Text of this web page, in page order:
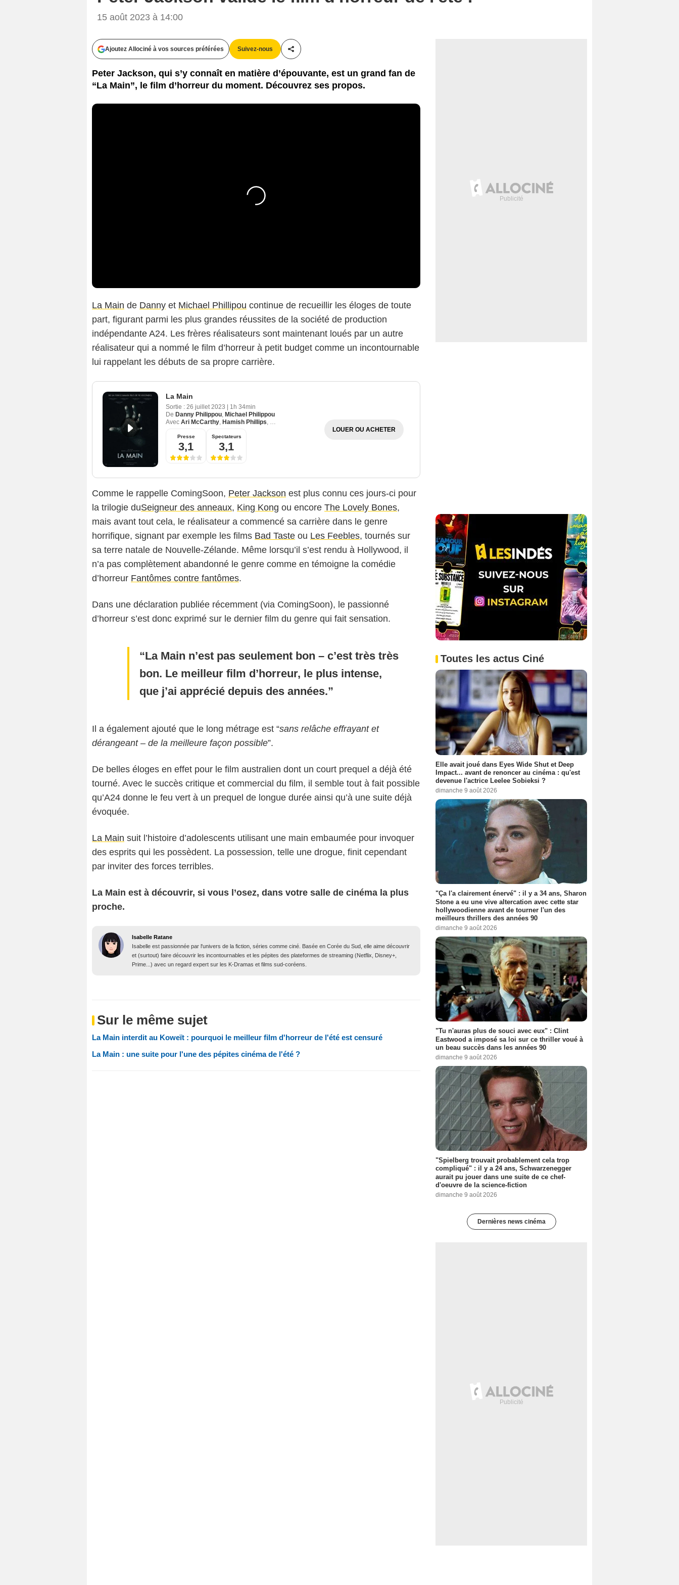
15 août 2023 à 14:00
Ajoutez Allociné à vos sources préférées Suivez-nous
Partager cet article
Peter Jackson, qui s’y connaît en matière d’épouvante, est un grand fan de
“La Main”, le film d’horreur du moment. Découvrez ses propos.
La Main de Danny et Michael Phillipou continue de recueillir les éloges de toute
part, figurant parmi les plus grandes réussites de la société de production
indépendante A24. Les frères réalisateurs sont maintenant loués par un autre
réalisateur qui a nommé le film d’horreur à petit budget comme un incontournable
lui rappelant les débuts de sa propre carrière.
La Main
Sortie : 26 juillet 2023
1h 34min
De Danny Philippou, Michael Philippou
Avec Ari McCarthy, Hamish Phillips, Sunny Johnson
Presse
3,1
Spectateurs
3,1
LOUER OU ACHETER
Comme le rappelle ComingSoon, Peter Jackson est plus connu ces jours-ci pour
la trilogie duSeigneur des anneaux, King Kong ou encore The Lovely Bones,
mais avant tout cela, le réalisateur a commencé sa carrière dans le genre
horrifique, signant par exemple les films Bad Taste ou Les Feebles, tournés sur
sa terre natale de Nouvelle-Zélande. Même lorsqu’il s’est rendu à Hollywood, il
n’a pas complètement abandonné le genre comme en témoigne la comédie
d’horreur Fantômes contre fantômes.
Dans une déclaration publiée récemment (via ComingSoon), le passionné
d’horreur s’est donc exprimé sur le dernier film du genre qui fait sensation.
La Main n’est pas seulement bon – c’est très très
bon. Le meilleur film d’horreur, le plus intense,
que j’ai apprécié depuis des années.
Il a également ajouté que le long métrage est “sans relâche effrayant et
dérangeant – de la meilleure façon possible”.
De belles éloges en effet pour le film australien dont un court prequel a déjà été
tourné. Avec le succès critique et commercial du film, il semble tout à fait possible
qu’A24 donne le feu vert à un prequel de longue durée ainsi qu’à une suite déjà
évoquée.
La Main suit l’histoire d’adolescents utilisant une main embaumée pour invoquer
des esprits qui les possèdent. La possession, telle une drogue, finit cependant
par inviter des forces terribles.
La Main est à découvrir, si vous l’osez, dans votre salle de cinéma la plus
proche.
Isabelle Ratane
Isabelle est passionnée par l'univers de la fiction, séries comme ciné. Basée en Corée du Sud, elle aime découvrir
et (surtout) faire découvrir les incontournables et les pépites des plateformes de streaming (Netflix, Disney+,
Prime...) avec un regard expert sur les K-Dramas et films sud-coréens.
Sur le même sujet
La Main interdit au Koweït : pourquoi le meilleur film d'horreur de l'été est censuré
La Main : une suite pour l'une des pépites cinéma de l'été ?
Toutes les actus Ciné
Elle avait joué dans Eyes Wide Shut et Deep
Impact... avant de renoncer au cinéma : qu'est
devenue l'actrice Leelee Sobieksi ?
dimanche 9 août 2026
"Ça l'a clairement énervé" : il y a 34 ans, Sharon
Stone a eu une vive altercation avec cette star
hollywoodienne avant de tourner l'un des
meilleurs thrillers des années 90
dimanche 9 août 2026
"Tu n'auras plus de souci avec eux" : Clint
Eastwood a imposé sa loi sur ce thriller voué à
un beau succès dans les années 90
dimanche 9 août 2026
"Spielberg trouvait probablement cela trop
compliqué" : il y a 24 ans, Schwarzenegger
aurait pu jouer dans une suite de ce chef-
d'oeuvre de la science-fiction
dimanche 9 août 2026
Dernières news cinéma